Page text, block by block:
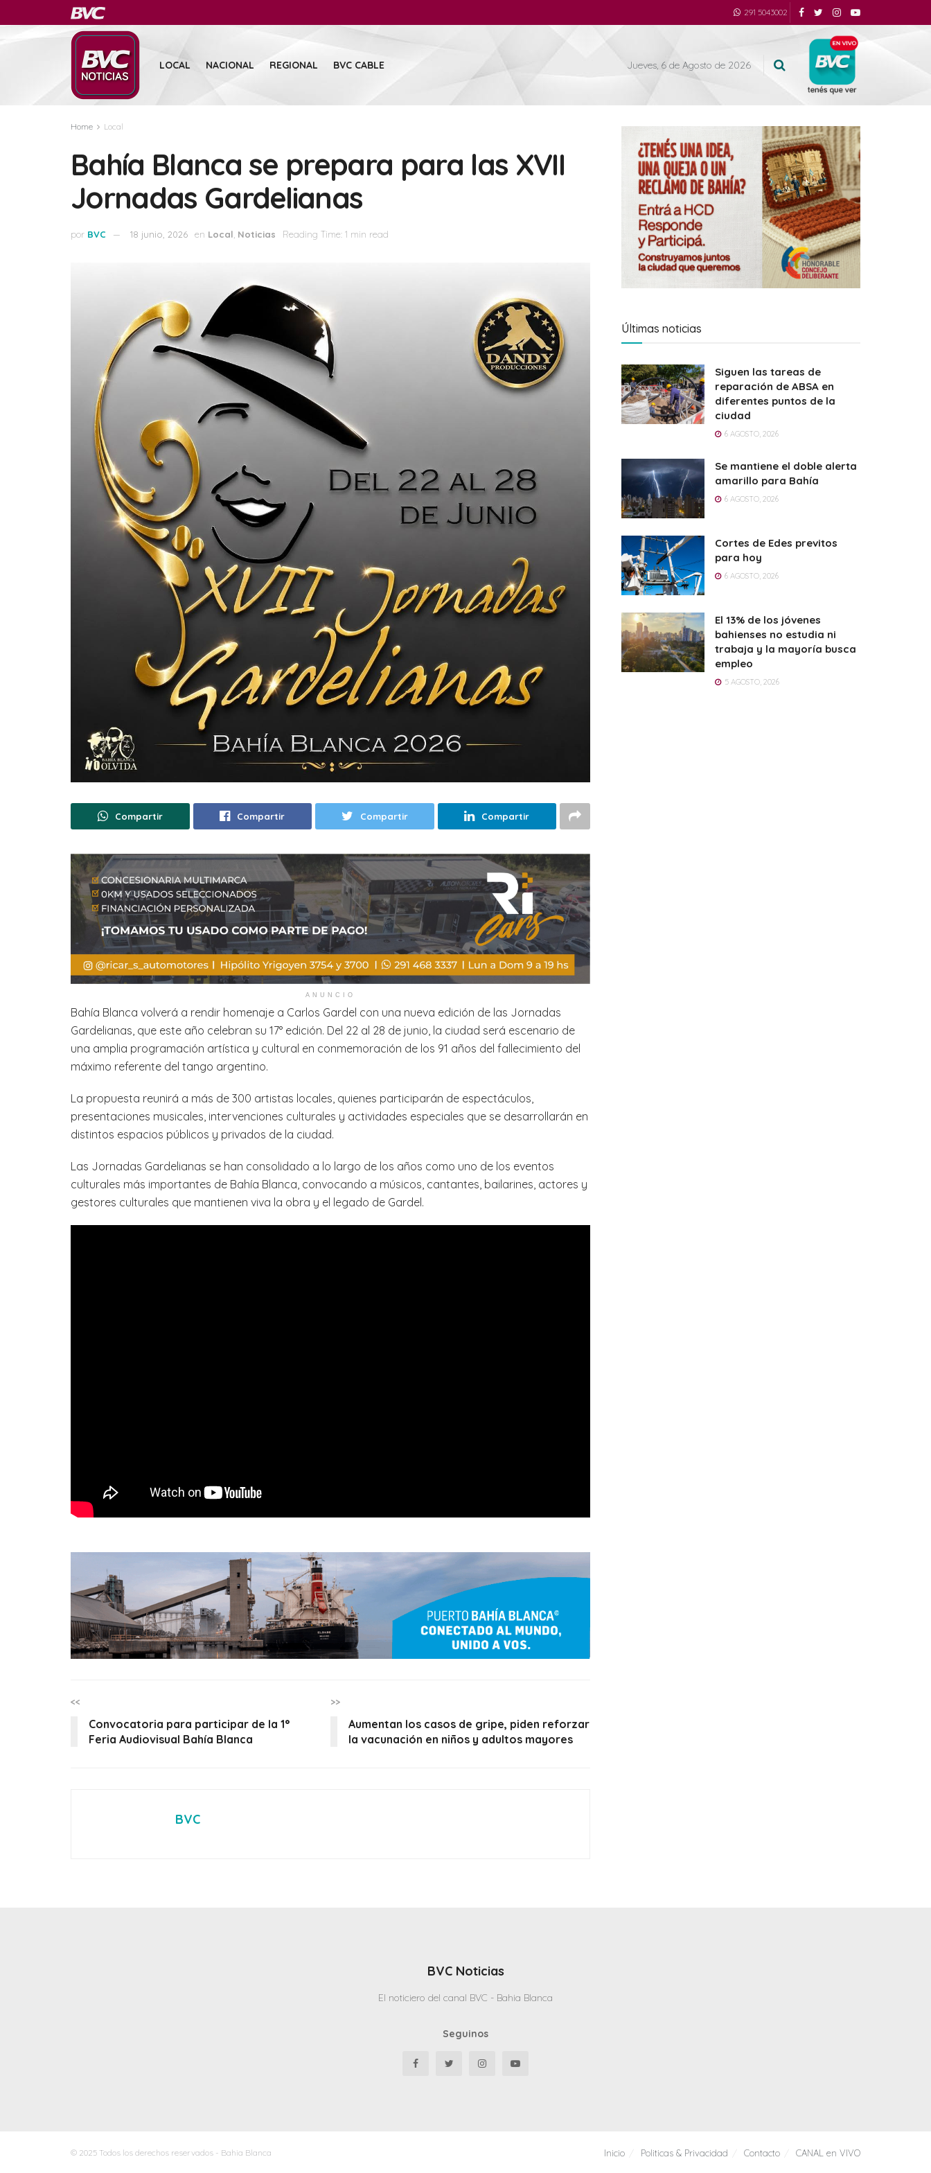
291 5043002
LOCAL NACIONAL REGIONAL BVC CABLE Jueves, 6 de Agosto de 2026
Home Local
Bahía Blanca se prepara para las XVII
Jornadas Gardelianas
por BVC 18 junio, 2026 en Local Noticias Reading Time: 1 min read
Compartir Compartir Compartir Compartir
ANUNCIO
Bahía Blanca volverá a rendir homenaje a Carlos Gardel con una nueva edición de las Jornadas
Gardelianas, que este año celebran su 17° edición. Del 22 al 28 de junio, la ciudad será escenario de
una amplia programación artística y cultural en conmemoración de los 91 años del fallecimiento del
máximo referente del tango argentino.
La propuesta reunirá a más de 300 artistas locales, quienes participarán de espectáculos,
presentaciones musicales, intervenciones culturales y actividades especiales que se desarrollarán en
distintos espacios públicos y privados de la ciudad.
Las Jornadas Gardelianas se han consolidado a lo largo de los años como uno de los eventos
culturales más importantes de Bahía Blanca, convocando a músicos, cantantes, bailarines, actores y
gestores culturales que mantienen viva la obra y el legado de Gardel.
<<
Convocatoria para participar de la 1°
Feria Audiovisual Bahía Blanca
>>
Aumentan los casos de gripe, piden reforzar
la vacunación en niños y adultos mayores
BVC
Últimas noticias
Siguen las tareas de
reparación de ABSA en
diferentes puntos de la
ciudad
6 AGOSTO, 2026
Se mantiene el doble alerta
amarillo para Bahía
6 AGOSTO, 2026
Cortes de Edes previtos
para hoy
6 AGOSTO, 2026
El 13% de los jóvenes
bahienses no estudia ni
trabaja y la mayoría busca
empleo
5 AGOSTO, 2026
BVC Noticias
El noticiero del canal BVC - Bahia Blanca
Seguinos
Inicio Politicas & Privacidad Contacto CANAL en VIVO
© 2025 Todos los derechos reservados - Bahia Blanca